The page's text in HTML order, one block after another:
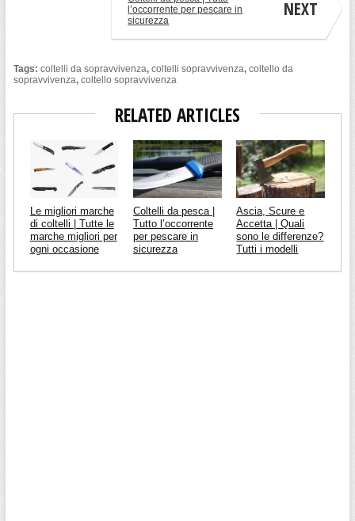
NEXT
l’occorrente per pescare in
sicurezza
Tags: coltelli da sopravvivenza, coltelli sopravvivenza, coltello da
sopravvivenza, coltello sopravvivenza
RELATED ARTICLES
Le migliori marche
di coltelli | Tutte le
marche migliori per
ogni occasione
Coltelli da pesca |
Tutto l’occorrente
per pescare in
sicurezza
Ascia, Scure e
Accetta | Quali
sono le differenze?
Tutti i modelli